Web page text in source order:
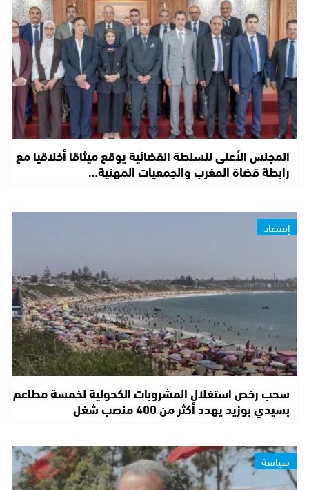
المجلس الأعلى للسلطة القضائية يوقع ميثاقا أخلاقيا مع
رابطة قضاة المغرب والجمعيات المهنية…
إقتصاد
سحب رخص استغلال المشروبات الكحولية لخمسة مطاعم
بسيدي بوزيد يهدد أكثر من 400 منصب شغل
سياسة